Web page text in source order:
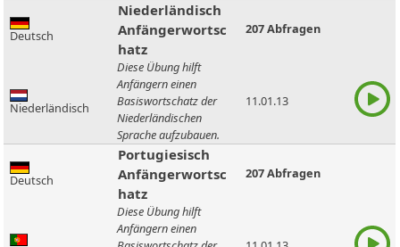
Deutsch
Niederländisch
Anfängerwortsc
hatz
207 Abfragen
Niederländisch
Diese Übung hilft
Anfängern einen
Basiswortschatz der
Niederländischen
Sprache aufzubauen.
11.01.13
Deutsch
Portugiesisch
Anfängerwortsc
hatz
207 Abfragen
Diese Übung hilft
Anfängern einen